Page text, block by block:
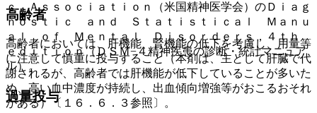
ｃ Ａｓｓｏｃｉａｔｉｏｎ（米国精神医学会）のＤｉａｇ
ｎｏｓｔｉｃ ａｎｄ Ｓｔａｔｉｓｔｉｃａｌ Ｍａｎｕ
ａｌ ｏｆ Ｍｅｎｔａｌ Ｄｉｓｏｒｄｅｒｓ，４ｔｈ
ｅｄｉｔｉｏｎ（ＤＳＭ−４精神疾患の診断・統計マニュア
ル）。
過量投与
高齢者
高齢者においては、肝機能、腎機能の低下を考慮し、用量等
に注意して慎重に投与すること（本剤は、主として肝臓で代
謝されるが、高齢者では肝機能が低下していることが多いた
め、高い血中濃度が持続し、出血傾向増強等がおこるおそれ
がある）〔１６．６．３参照〕。